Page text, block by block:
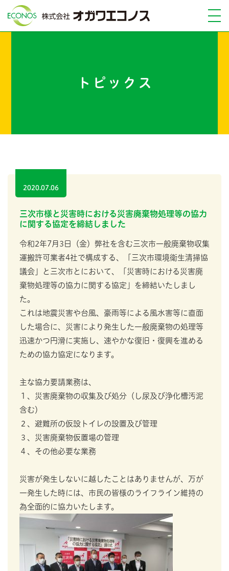
トピックス
2020.07.06
三次市様と災害時における災害廃棄物処理等の協力
に関する協定を締結しました
令和2年7月3日（金）弊社を含む三次市一般廃棄物収集
運搬許可業者4社で構成する、「三次市環境衛生清掃協
議会」と三次市とにおいて、「災害時における災害廃
棄物処理等の協力に関する協定」を締結いたしまし
た。
これは地震災害や台風、豪雨等による風水害等に直面
した場合に、災害により発生した一般廃棄物の処理等
迅速かつ円滑に実施し、速やかな復旧・復興を進める
ための協力協定になります。
主な協力要請業務は、
１、災害廃棄物の収集及び処分（し尿及び浄化槽汚泥
含む）
２、避難所の仮設トイレの設置及び管理
３、災害廃棄物仮置場の管理
４、その他必要な業務
災害が発生しないに越したことはありませんが、万が
一発生した時には、市民の皆様のライフライン維持の
為全面的に協力いたします。